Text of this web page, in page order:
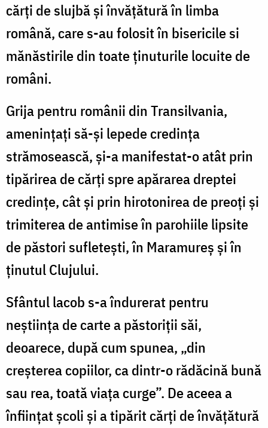
cărţi de slujbă şi învăţătură în limba
română, care s-au folosit în bisericile si
mănăstirile din toate ţinuturile locuite de
români.
Grija pentru românii din Tran­silvania,
ameninţaţi să-şi lepede credinţa
strămosească, și-a manifestat-o atât prin
tipărirea de cărţi spre apărarea dreptei
credinţe, cât şi prin hirotonirea de preoţi şi
trimite­rea de antimise în parohiile lipsite
de păstori sufleteşti, în Maramureş şi în
ţinutul Clujului.
Sfântul lacob s-a îndurerat pen­tru
neştiinţa de carte a păstoriţii săi,
deoarece, după cum spunea, „din
creşterea copiilor, ca dintr-o rădăcină bună
sau rea, toată viaţa curge”. De aceea a
înfiinţat şcoli şi a tipărit cărţi de învăţătură